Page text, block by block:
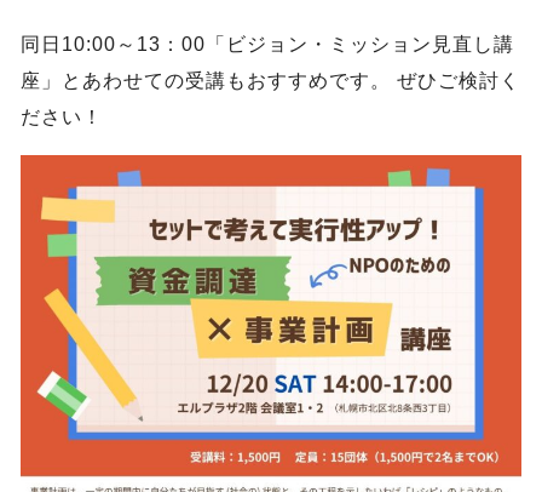
同日10:00～13：00「ビジョン・ミッション見直し講
座」とあわせての受講もおすすめです。 ぜひご検討く
ださい！